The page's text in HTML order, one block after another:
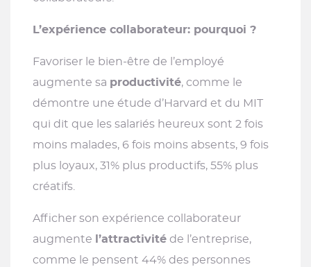
L’expérience collaborateur: pourquoi ?
Favoriser le bien-être de l’employé
augmente sa productivité, comme le
démontre une étude d’Harvard et du MIT
qui dit que les salariés heureux sont 2 fois
moins malades, 6 fois moins absents, 9 fois
plus loyaux, 31% plus productifs, 55% plus
créatifs.
Afficher son expérience collaborateur
augmente
l’attractivité de l’entreprise,
comme le pensent 44% des personnes